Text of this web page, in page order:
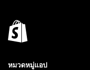
หมวดหมู่แอป